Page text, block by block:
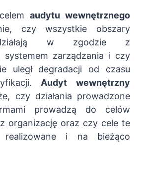
audytu wewnętrznego
czy wszystkie obszary
w zgodzie z
systemem zarządzania i czy
uległ degradacji od czasu
Audyt wewnętrzny
czy działania prowadzone
prowadzą do celów
organizację oraz czy cele te
realizowane i na bieżąco